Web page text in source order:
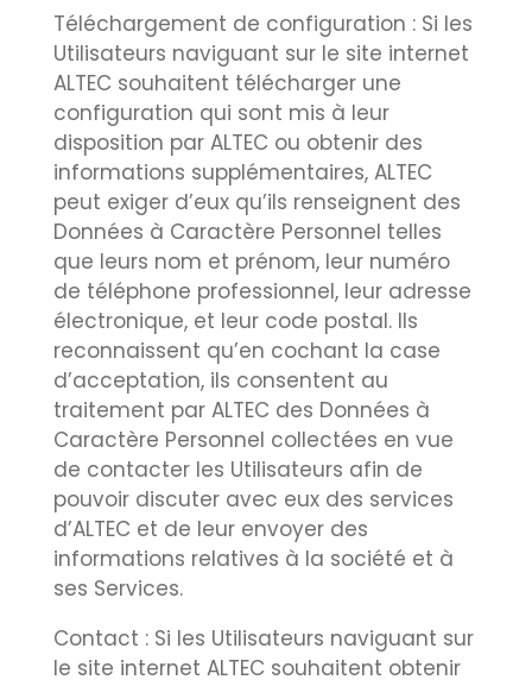
Téléchargement de configuration : Si les
Utilisateurs naviguant sur le site internet
ALTEC souhaitent télécharger une
configuration qui sont mis à leur
disposition par ALTEC ou obtenir des
informations supplémentaires, ALTEC
peut exiger d’eux qu’ils renseignent des
Données à Caractère Personnel telles
que leurs nom et prénom, leur numéro
de téléphone professionnel, leur adresse
électronique, et leur code postal. Ils
reconnaissent qu’en cochant la case
d’acceptation, ils consentent au
traitement par ALTEC des Données à
Caractère Personnel collectées en vue
de contacter les Utilisateurs afin de
pouvoir discuter avec eux des services
d’ALTEC et de leur envoyer des
informations relatives à la société et à
ses Services.
Contact : Si les Utilisateurs naviguant sur
le site internet ALTEC souhaitent obtenir